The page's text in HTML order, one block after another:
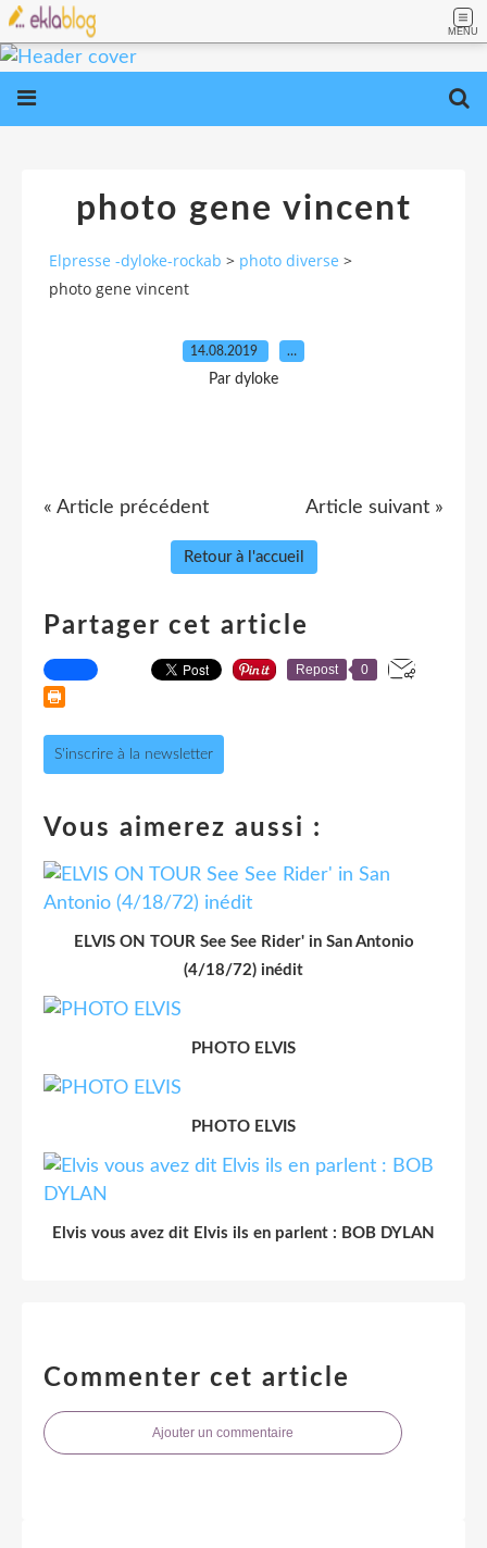
MENU
photo gene vincent
Elpresse -dyloke-rockab > photo diverse >
photo gene vincent
14.08.2019 …
Par dyloke
« Article précédent Article suivant »
Retour à l'accueil
Partager cet article
Repost 0
S'inscrire à la newsletter
Vous aimerez aussi :
ELVIS ON TOUR See See Rider' in San Antonio
(4/18/72) inédit
PHOTO ELVIS
PHOTO ELVIS
Elvis vous avez dit Elvis ils en parlent : BOB DYLAN
Commenter cet article
Ajouter un commentaire